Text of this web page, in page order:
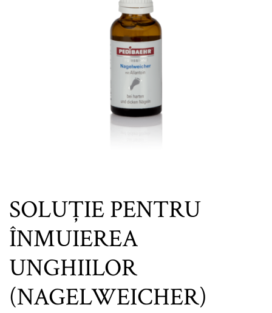
SOLUȚIE PENTRU
ÎNMUIEREA
UNGHIILOR
(NAGELWEICHER)